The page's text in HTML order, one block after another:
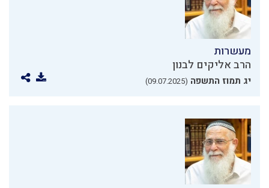
מעשרות
הרב אליקים לבנון
יג תמוז התשפה (09.07.2025)